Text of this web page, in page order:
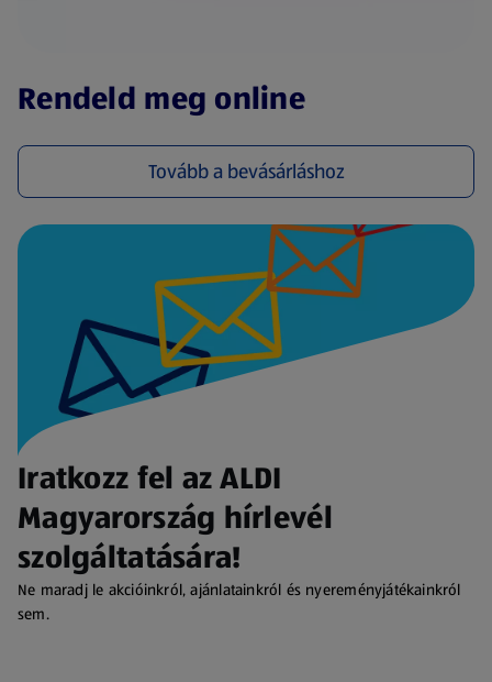
Rendeld meg online
Tovább a bevásárláshoz
(új oldalon nyílik meg)
Iratkozz fel az ALDI
Magyarország hírlevél
szolgáltatására!
Ne maradj le akcióinkról, ajánlatainkról és nyereményjátékainkról
sem.